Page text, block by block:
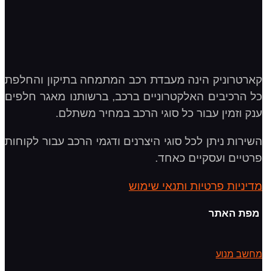
קארטרוניק הינה מעבדת רכב המתמחה בתיקון והחלפת
כל הרכיבים האלקטרוניים ברכב, ברשותנו מאגר חלפים
ענק וזמין עבור כל סוגי הרכב במחיר משתלם.
השירות ניתן לכל סוגי היצרנים ודגמי הרכב עבור לקוחות
פרטיים ועסקיים כאחד.
מדיניות פרטיות ותנאי שימוש
מפת האתר
מחשב מנוע